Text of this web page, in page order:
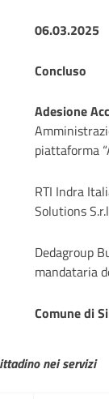
06.03.2025
Concluso
Adesione
piattaforma
RTI Indra
Solutions
Dedagroup
mandataria
Comune di
nei servizi